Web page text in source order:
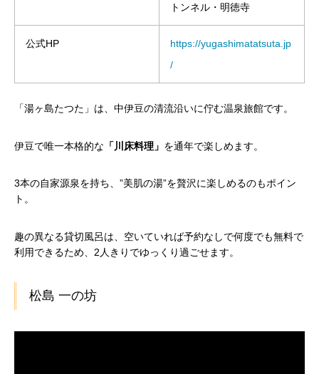
トンネル・明徳寺
公式HP
https://yugashimatatsuta.jp
/
「湯ヶ島たつた」は、中伊豆の清流沿いに佇む温泉旅館です。
伊豆で唯一本格的な 「川床料理」 を通年で楽しめます。
3本の自家源泉を持ち、”美肌の湯”を贅沢に楽しめるのもポイン
ト。
趣の異なる貸切風呂は、空いていれば予約なしで何度でも無料で
利用できるため、2人きりでゆっくり過ごせます。
松島 一の坊